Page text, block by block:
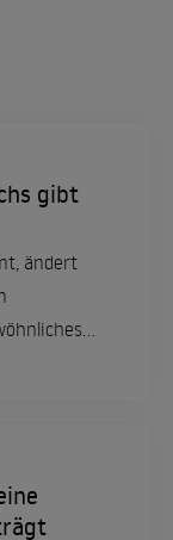
gibt
ändert